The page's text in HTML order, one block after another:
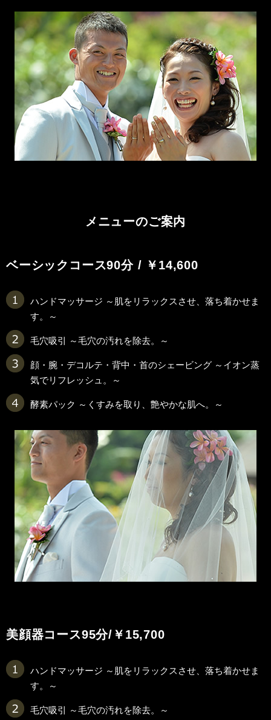
メニューのご案内
ベーシックコース90分 / ￥14,600
ハンドマッサージ ～肌をリラックスさせ、落ち着かせま
す。～
毛穴吸引 ～毛穴の汚れを除去。～
顔・腕・デコルテ・背中・首のシェービング ～イオン蒸
気でリフレッシュ。～
酵素パック ～くすみを取り、艶やかな肌へ。～
美顔器コース95分/￥15,700
ハンドマッサージ ～肌をリラックスさせ、落ち着かせま
す。～
毛穴吸引 ～毛穴の汚れを除去。～